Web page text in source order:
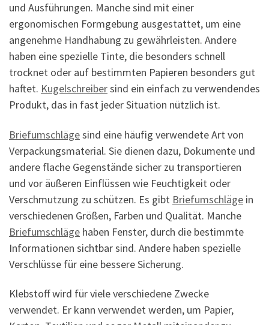
und Ausführungen. Manche sind mit einer
ergonomischen Formgebung ausgestattet, um eine
angenehme Handhabung zu gewährleisten. Andere
haben eine spezielle Tinte, die besonders schnell
trocknet oder auf bestimmten Papieren besonders gut
haftet. Kugelschreibersind ein einfach zu verwendendes
Produkt, das in fast jeder Situation nützlich ist.
Briefumschlägesind eine häufig verwendete Art von
Verpackungsmaterial. Sie dienen dazu, Dokumente und
andere flache Gegenstände sicher zu transportieren
und vor äußeren Einflüssen wie Feuchtigkeit oder
Verschmutzung zu schützen. Es gibt Briefumschläge in
verschiedenen Größen, Farben und Qualität. Manche
Briefumschläge haben Fenster, durch die bestimmte
Informationen sichtbar sind. Andere haben spezielle
Verschlüsse für eine bessere Sicherung.
Klebstoff wird für viele verschiedene Zwecke
verwendet. Er kann verwendet werden, um Papier,